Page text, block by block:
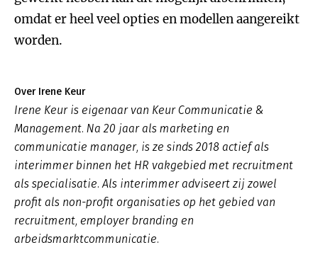
omdat er heel veel opties en modellen aangereikt
worden.
Over Irene Keur
Irene Keur is eigenaar van Keur Communicatie &
Management. Na 20 jaar als marketing en
communicatie manager, is ze sinds 2018 actief als
interimmer binnen het HR vakgebied met recruitment
als specialisatie. Als interimmer adviseert zij zowel
profit als non-profit organisaties op het gebied van
recruitment, employer branding en
arbeidsmarktcommunicatie.